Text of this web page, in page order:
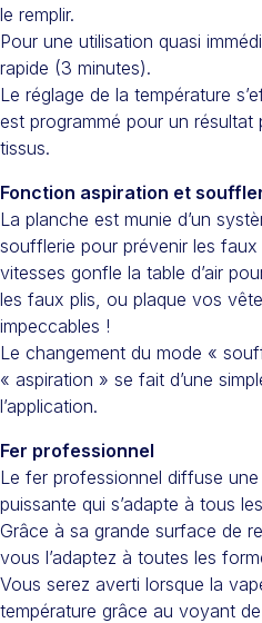
le remplir.
Pour une utilisation quasi
rapide (3 minutes).
Le réglage de la température
est programmé pour un
tissus.
Fonction aspiration et
La planche est munie d’un
soufflerie pour prévenir les
vitesses gonfle la table d’air
les faux plis, ou plaque vos
impeccables !
Le changement du mode «
« aspiration » se fait d’une
l’application.
Fer professionnel
Le fer professionnel diffuse
puissante qui s’adapte à tous
Grâce à sa grande surface de
vous l’adaptez à toutes les
Vous serez averti lorsque la
température grâce au voyant